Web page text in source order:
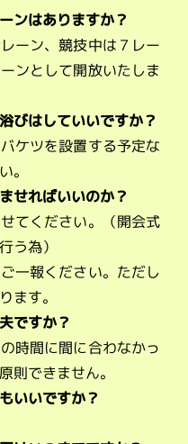
ンはありますか？
ーン、競技中は７レー
ンとして開放いたしま
びはしていいですか？
ケツを設置する予定な
。
せればいいのか？
てください。（開会式
う為）
一報ください。ただし
ます。
ですか？
時間に間に合わなかっ
則できません。
いいですか？